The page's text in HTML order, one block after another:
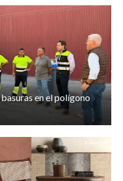
en el polígono